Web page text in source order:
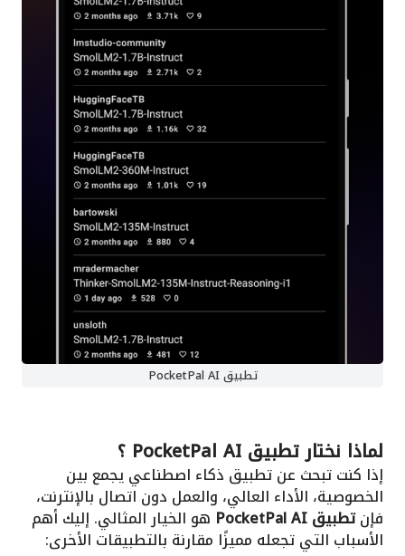
تطبيق PocketPal AI
لماذا نختارتطبيق PocketPal AI ؟
إذا كنت تبحث عن تطبيق ذكاء اصطناعي يجمع بين
الخصوصية، الأداء العالي، والعمل دون اتصال بالإنترنت،
فإنتطبيق PocketPal AI هو الخيار المثالي. إليك أهم
الأسباب التي تجعله مميزًا مقارنة بالتطبيقات الأخرى: